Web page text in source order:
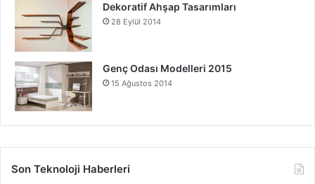
Dekoratif Ahşap Tasarımları
28 Eylül 2014
Genç Odası Modelleri 2015
15 Ağustos 2014
Son Teknoloji Haberleri